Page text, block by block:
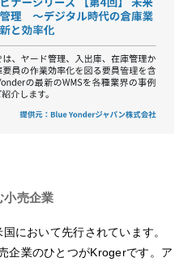
小売企業
において先行されています。
企業のひとつがKrogerです。ア